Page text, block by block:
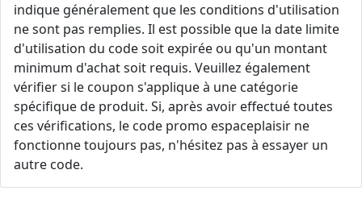
indique généralement que les conditions d'utilisation
ne sont pas remplies. Il est possible que la date limite
d'utilisation du code soit expirée ou qu'un montant
minimum d'achat soit requis. Veuillez également
vérifier si le coupon s'applique à une catégorie
spécifique de produit. Si, après avoir effectué toutes
ces vérifications, le code promo espaceplaisir ne
fonctionne toujours pas, n'hésitez pas à essayer un
autre code.